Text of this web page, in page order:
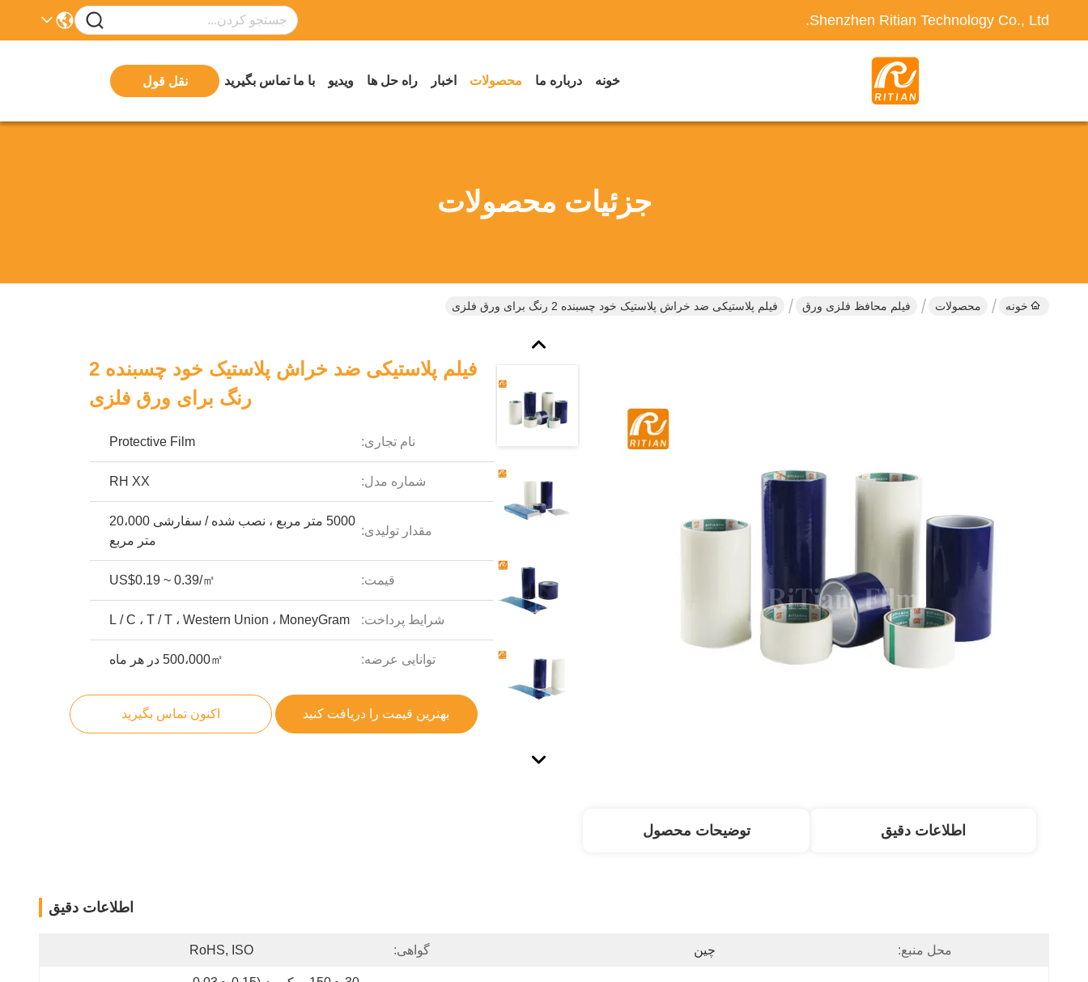
Shenzhen Ritian Technology Co., Ltd.
خونه درباره ما محصولات اخبار راه حل ها ویدیو با ما تماس بگیرید نقل قول
جزئیات محصولات
خونه محصولات فیلم محافظ فلزی ورق فیلم پلاستیکی ضد خراش پلاستیک خود چسبنده 2 رنگ برای ورق فلزی
فیلم پلاستیکی ضد خراش پلاستیک خود چسبنده 2
رنگ برای ورق فلزی
نام تجاری: Protective Film
شماره مدل: RH XX
مقدار تولیدی:
5000 متر مربع ، نصب شده / سفارشی 20،000
متر مربع
قیمت: US$0.19 ~ 0.39/㎡
شرایط پرداخت: L / C ، T / T ، Western Union ، MoneyGram
توانایی عرضه: 500،000㎡ در هر ماه
بهترین قیمت را دریافت کنید اکنون تماس بگیرید
اطلاعات دقیق توضیحات محصول
اطلاعات دقیق
محل منبع: چین گواهی: RoHS, ISO